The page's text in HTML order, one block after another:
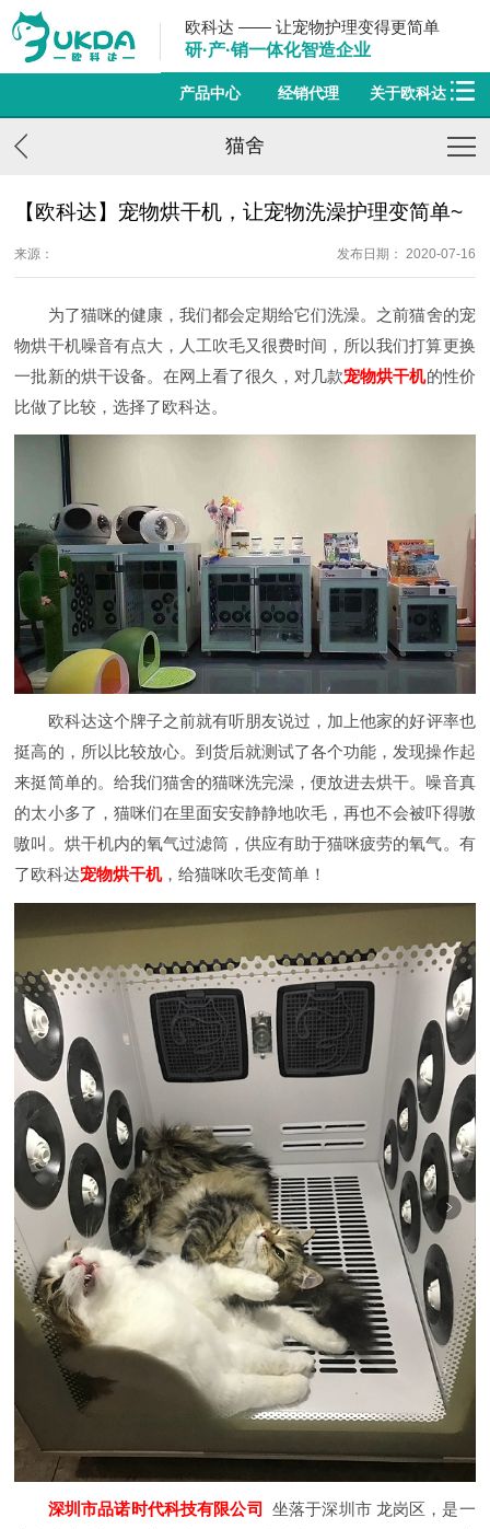
欧科达 —— 让宠物护理变得更简单
研·产·销一体化智造企业
产品中心 经销代理 关于欧科达
猫舍
【欧科达】宠物烘干机，让宠物洗澡护理变简单~
来源： 发布日期： 2020-07-16
为了猫咪的健康，我们都会定期给它们洗澡。之前猫舍的宠
物烘干机噪音有点大，人工吹毛又很费时间，所以我们打算更换
一批新的烘干设备。在网上看了很久，对几款宠物烘干机的性价
比做了比较，选择了欧科达。
欧科达这个牌子之前就有听朋友说过，加上他家的好评率也
挺高的，所以比较放心。到货后就测试了各个功能，发现操作起
来挺简单的。给我们猫舍的猫咪洗完澡，便放进去烘干。噪音真
的太小多了，猫咪们在里面安安静静地吹毛，再也不会被吓得嗷
嗷叫。烘干机内的氧气过滤筒，供应有助于猫咪疲劳的氧气。有
了欧科达宠物烘干机，给猫咪吹毛变简单！
深圳市品诺时代科技有限公司
坐落于深圳市 龙岗区，是一